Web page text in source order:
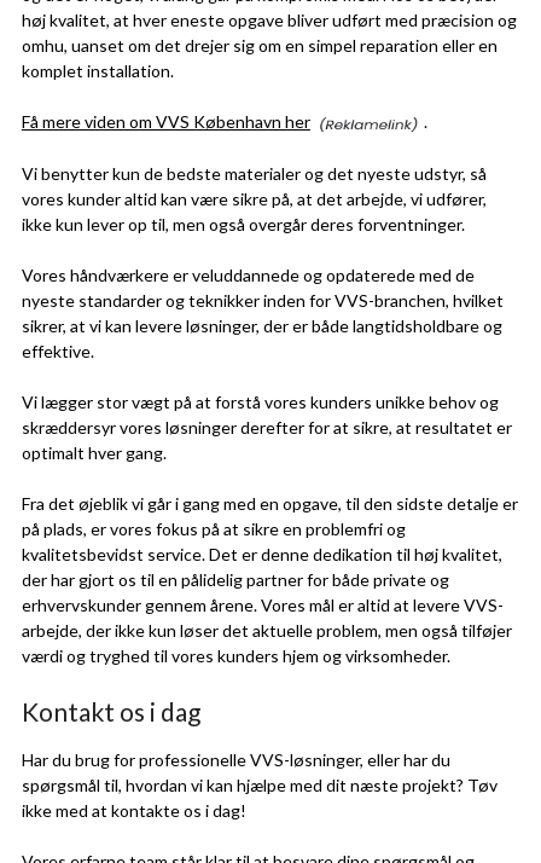
høj kvalitet, at hver eneste opgave bliver udført med præcision og
omhu, uanset om det drejer sig om en simpel reparation eller en
komplet installation.
Få mere viden om VVS København her .
Vi benytter kun de bedste materialer og det nyeste udstyr, så
vores kunder altid kan være sikre på, at det arbejde, vi udfører,
ikke kun lever op til, men også overgår deres forventninger.
Vores håndværkere er veluddannede og opdaterede med de
nyeste standarder og teknikker inden for VVS-branchen, hvilket
sikrer, at vi kan levere løsninger, der er både langtidsholdbare og
effektive.
Vi lægger stor vægt på at forstå vores kunders unikke behov og
skræddersyr vores løsninger derefter for at sikre, at resultatet er
optimalt hver gang.
Fra det øjeblik vi går i gang med en opgave, til den sidste detalje er
på plads, er vores fokus på at sikre en problemfri og
kvalitetsbevidst service. Det er denne dedikation til høj kvalitet,
der har gjort os til en pålidelig partner for både private og
erhvervskunder gennem årene. Vores mål er altid at levere VVS-
arbejde, der ikke kun løser det aktuelle problem, men også tilføjer
værdi og tryghed til vores kunders hjem og virksomheder.
Kontakt os i dag
Har du brug for professionelle VVS-løsninger, eller har du
spørgsmål til, hvordan vi kan hjælpe med dit næste projekt? Tøv
ikke med at kontakte os i dag!